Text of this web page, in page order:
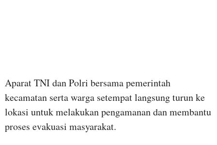
Aparat TNI dan Polri bersama pemerintah
kecamatan serta warga setempat langsung turun ke
lokasi untuk melakukan pengamanan dan membantu
proses evakuasi masyarakat.